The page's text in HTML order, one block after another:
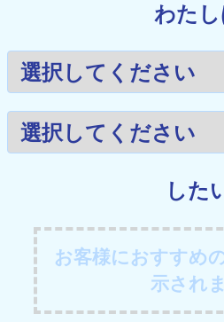
わたし
した
お客様におすすめ
示され